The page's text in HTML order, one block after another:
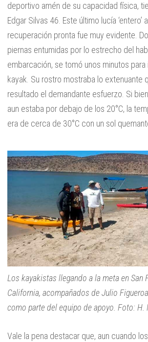
deportivo amén de su capacidad física,
Edgar Silvas 46. Este último lucía ‘entero’
recuperación pronta fue muy evidente.
piernas entumidas por lo estrecho del
embarcación, se tomó unos minutos para
kayak. Su rostro mostraba lo extenuante
resultado el demandante esfuerzo. Si
aun estaba por debajo de los 20°C, la
era de cerca de 30°C con un sol
Los kayakistas llegando a la meta en San
California, acompañados de Julio
como parte del equipo de apoyo. Foto: H.
Vale la pena destacar que, aun cuando